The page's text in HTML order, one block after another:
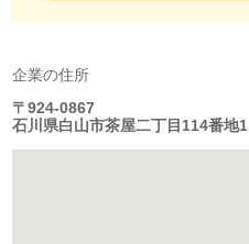
企業の住所
〒924-0867
石川県白山市茶屋二丁目114番地1